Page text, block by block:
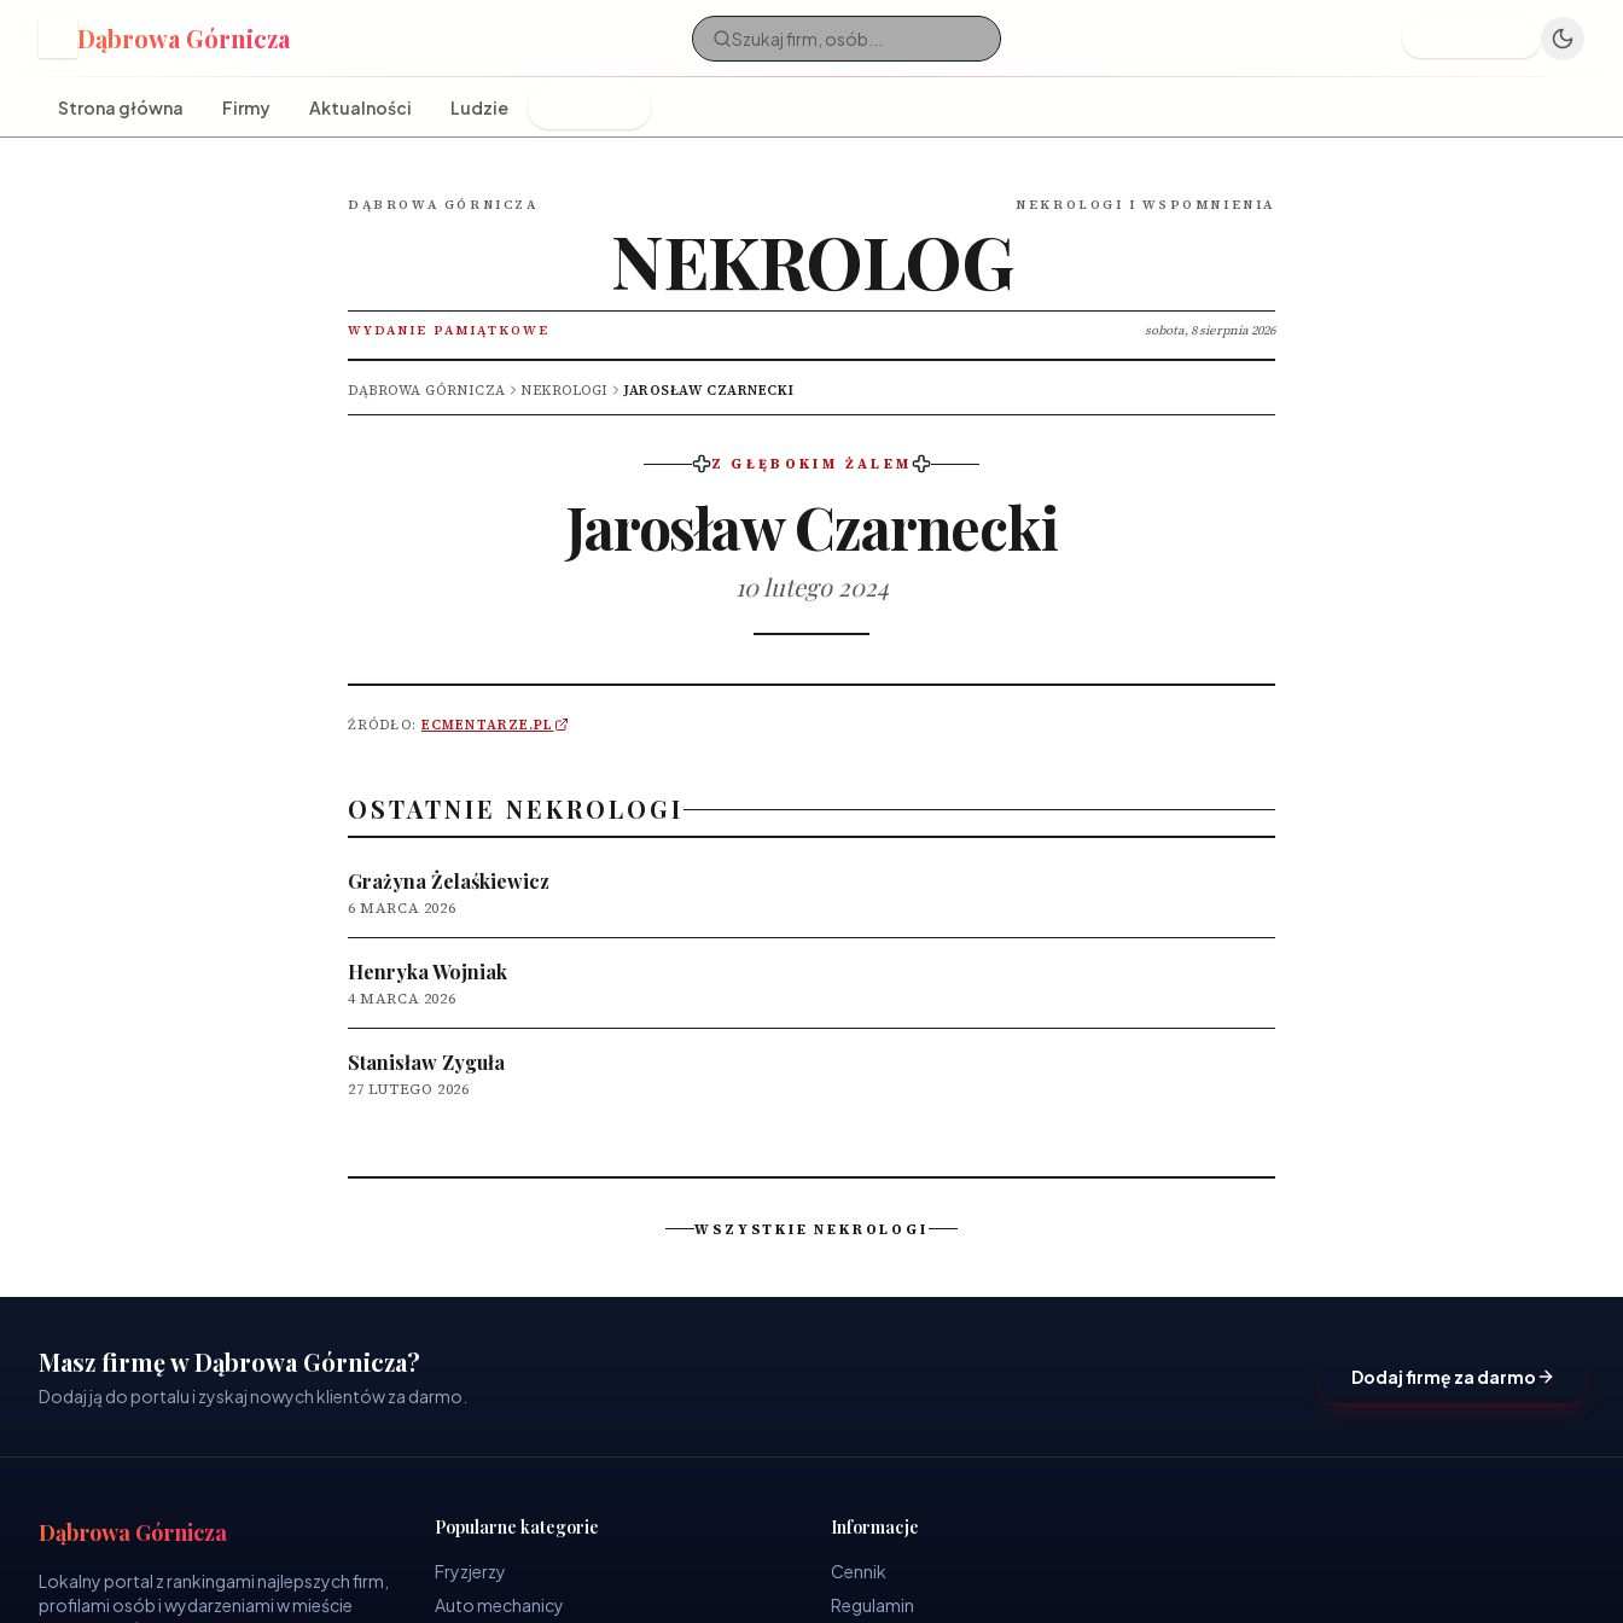
Dąbrowa Górnicza
Strona główna Firmy Aktualności Ludzie
DĄBROWA GÓRNICZA NEKROLOGI I WSPOMNIENIA
NEKROLOG
WYDANIE PAMIĄTKOWE sobota, 8 sierpnia 2026
DĄBROWA GÓRNICZA NEKROLOGI JAROSŁAW CZARNECKI
Z GŁĘBOKIM ŻALEM
Jarosław Czarnecki
10 lutego 2024
ŹRÓDŁO: ECMENTARZE.PL
OSTATNIE NEKROLOGI
Grażyna Żelaśkiewicz
6 MARCA 2026
Henryka Wojniak
4 MARCA 2026
Stanisław Zyguła
27 LUTEGO 2026
WSZYSTKIE NEKROLOGI
Masz firmę w Dąbrowa Górnicza?
Dodaj ją do portalu i zyskaj nowych klientów za darmo.
Dodaj firmę za darmo
Dąbrowa Górnicza
Lokalny portal z rankingami najlepszych firm,
profilami osób i wydarzeniami w mieście
Popularne kategorie
Fryzjerzy
Auto mechanicy
Informacje
Cennik
Regulamin